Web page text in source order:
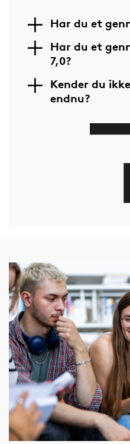
Har du et
Har du et
7,0?
Kender du
endnu?